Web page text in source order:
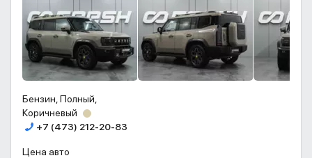
Бензин, Полный,
Коричневый
+7 (473) 212-20-83
Цена авто